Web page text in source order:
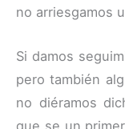
no arriesgamos
Si damos
pero también
no diéramos
que se un